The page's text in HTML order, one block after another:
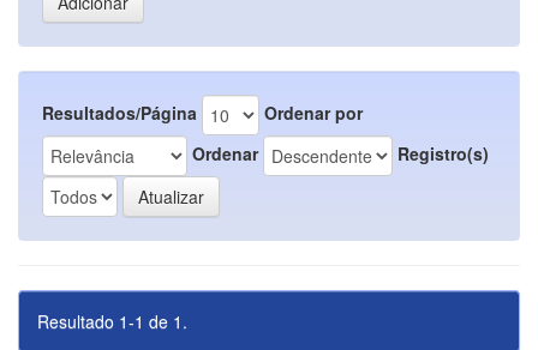
Resultados/Página
Ordenar por
Ordenar
Registro(s)
Resultado 1-1 de 1.